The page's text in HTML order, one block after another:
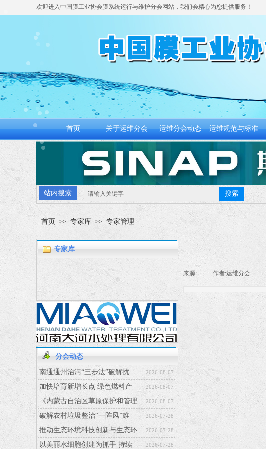
欢迎进入中国膜工业协会膜系统运行与维护分会网站，我们会精心为您提供服务！
首页 关于运维分会 运维分会动态 运维规范与标准
首页 关于运维分会 运维分会动态 运维规范与标准
搜索
站内搜索
首页 >> 专家库 >> 专家管理
专家库
来源: 作者:运维分会
分会动态
南通通州治污“三步法”破解扰 2026-08-07
加快培育新增长点 绿色燃料产 2026-08-07
《内蒙古自治区草原保护和管理 2026-08-07
破解农村垃圾整治“一阵风”难 2026-07-28
推动生态环境科技创新与生态环 2026-07-28
以美丽水细胞创建为抓手 持续 2026-07-28